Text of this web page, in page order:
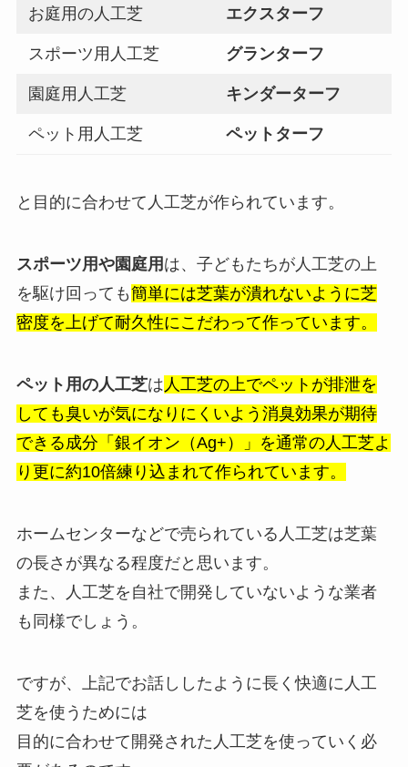
お庭用の人工芝 エクスターフ
スポーツ用人工芝 グランターフ
園庭用人工芝 キンダーターフ
ペット用人工芝 ペットターフ
と目的に合わせて人工芝が作られています。
スポーツ用や園庭用 は、子どもたちが人工芝の上
を駆け回っても簡単には芝葉が潰れないように芝
密度を上げて耐久性にこだわって作っています。
ペット用の人工芝は 人工芝の上でペットが排泄を
しても臭いが気になりにくいよう消臭効果が期待
できる成分「銀イオン（Ag+）」を通常の人工芝よ
り更に約10倍練り込まれて作られています。
ホームセンターなどで売られている人工芝は芝葉
の長さが異なる程度だと思います。
また、人工芝を自社で開発していないような業者
も同様でしょう。
ですが、上記でお話ししたように長く快適に人工
芝を使うためには
目的に合わせて開発された人工芝を使っていく必